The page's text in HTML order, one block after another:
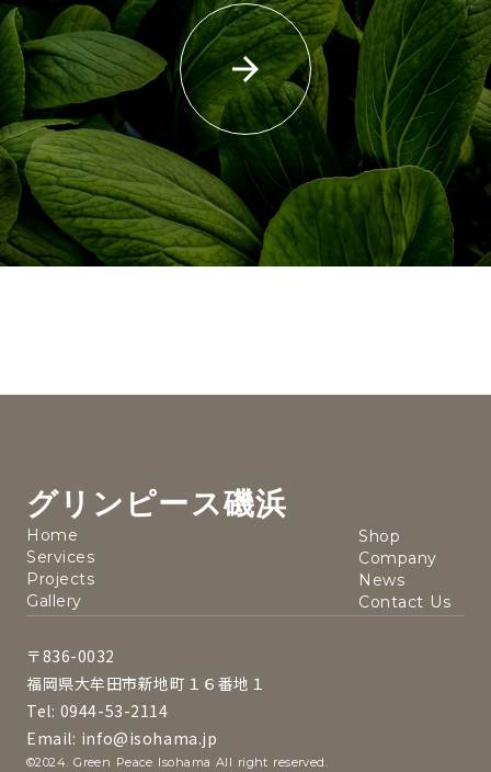
arrow_forward
グリンピース磯浜
Home
Services
Projects
Gallery
Shop
Company
News
Contact Us
〒836-0032
福岡県大牟田市新地町１６番地１
Tel: 0944-53-2114
Email: info@isohama.jp
©2024. Green Peace Isohama All right reserved.